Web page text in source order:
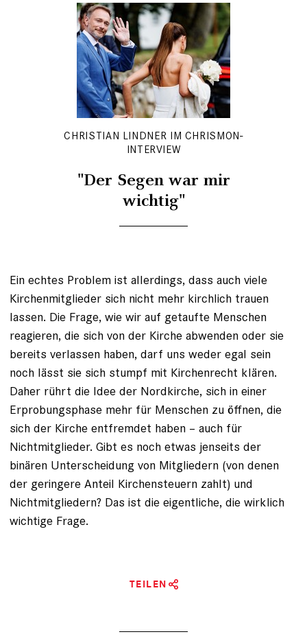
CHRISTIAN LINDNER IM CHRISMON-
INTERVIEW
"Der Segen war mir
wichtig"
Ein echtes Problem ist allerdings, dass auch viele
Kirchenmitglieder sich nicht mehr kirchlich trauen
lassen. Die Frage, wie wir auf getaufte Menschen
reagieren, die sich von der Kirche abwenden oder sie
bereits verlassen haben, darf uns weder egal sein
noch lässt sie sich stumpf mit Kirchenrecht klären.
Daher rührt die Idee der Nordkirche, sich in einer
Erprobungsphase mehr für Menschen zu öffnen, die
sich der Kirche entfremdet haben – auch für
Nichtmitglieder. Gibt es noch etwas jenseits der
binären Unterscheidung von Mitgliedern (von denen
der geringere Anteil Kirchensteuern zahlt) und
Nichtmitgliedern? Das ist die eigentliche, die wirklich
wichtige Frage.
TEILEN